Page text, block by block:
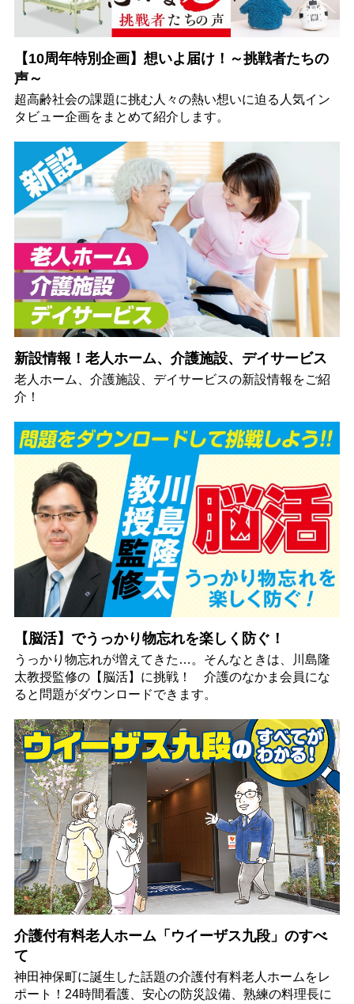
【10周年特別企画】想いよ届け！～挑戦者たちの
声～
超高齢社会の課題に挑む人々の熱い想いに迫る人気イン
タビュー企画をまとめて紹介します。
新設情報！老人ホーム、介護施設、デイサービス
老人ホーム、介護施設、デイサービスの新設情報をご紹
介！
【脳活】でうっかり物忘れを楽しく防ぐ！
うっかり物忘れが増えてきた…。そんなときは、川島隆
太教授監修の【脳活】に挑戦！ 介護のなかま会員にな
ると問題がダウンロードできます。
介護付有料老人ホーム「ウイーザス九段」のすべ
て
神田神保町に誕生した話題の介護付有料老人ホームをレ
ポート！24時間看護、安心の防災設備、熟練の料理長に